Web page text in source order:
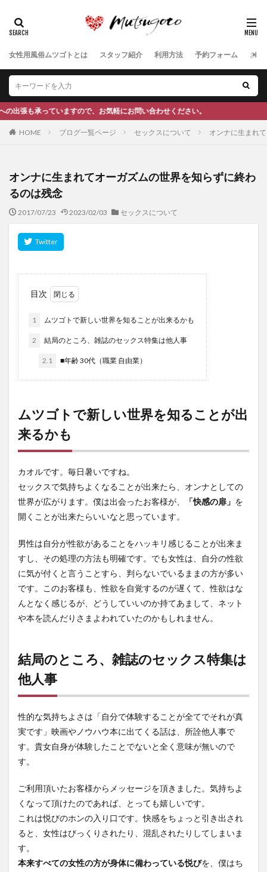
女性用風俗ムツゴトとは スタッフ紹介 利用方法 予約フォーム お客
軽にお問い合わせください。
HOME ブログ一覧ページ セックスについて オンナに生まれ
オンナに生まれてオーガズムの世界を知らずに終わ
るのは残念
2017/07/23 2023/02/03 セックスについて
目次
1 ムツゴトで新しい世界を知ることが出来るかも
2 結局のところ、雑誌のセックス特集は他人事
2.1 ■年齢 30代（職業 自由業）
ムツゴトで新しい世界を知ることが出
来るかも
カオルです。毎日暑いですね。
セックスで気持ちよくなることが出来たら、オンナとしての
世界が広がります。僕は出会ったお客様が、
「快感の扉」 を
開くことが出来たらいいなと思っています。
男性は自分が性欲があることをハッキリ感じることが出来ま
すし、その処理の方法も明確です。でも女性は、自分の性欲
に気が付くと言うことすら、判らないでいるままの方が多い
です。このお客様も、性欲を自覚するのが遅くて、性欲はな
んとなく感じるが、どうしていいのか持てあまして、ネット
や本を読んだりさまよわれていたのかもしれません。
結局のところ、雑誌のセックス特集は
他人事
性的な気持ちよさは「自分で体験することが全てでそれが真
実です」映画やノウハウ本に出てくる話は、所詮他人事で
す。貴女自身が体験したことでないと全く意味が無いので
す。
ご利用頂いたお客様からメッセージを頂きました。気持ちよ
くなって頂けたのであれば、とっても嬉しいです。
これは悦びのホンの入り口です。快感をちょっと引き出され
ると、女性はびっくりされたり、混乱されたりしてしまいま
す。
本来すべての女性の方が身体に備わっている悦びを、僕はち